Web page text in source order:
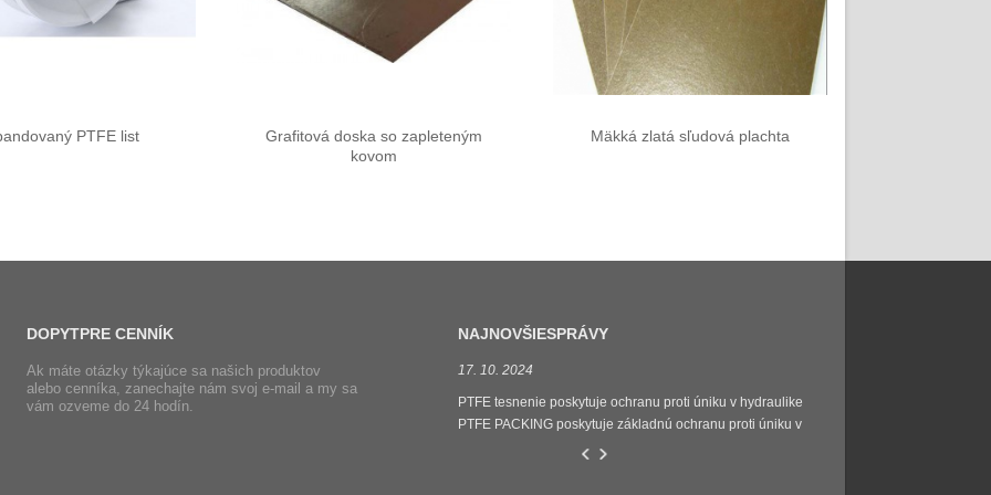
PTFE list
Grafitová doska so zapleteným
kovom
Mäkká zlatá sľudová plachta
DOPYTPRE CENNÍK
Ak máte otázky týkajúce sa našich produktov
alebo cenníka, zanechajte nám svoj e-mail a my sa
vám ozveme do 24 hodín.
NAJNOVŠIESPRÁVY
7. 7. 2021
Náš tesniaci materiál Cixi WanBo Co., Ltd je skutočným
17. 10. 2024
PTFE tesnenie poskytuje ochranu proti úniku v hydraulike
PTFE PACKING poskytuje základnú ochranu proti úniku v
hydraulických systémoch. Hydraulické systémy vyžadujú